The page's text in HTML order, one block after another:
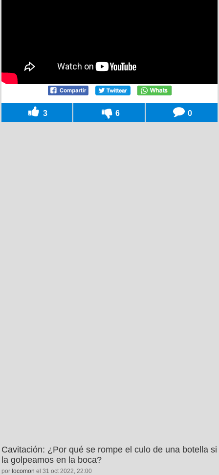
3 6 0
Cavitación: ¿Por qué se rompe el culo de una botella si
la golpeamos en la boca?
por locomon el 31 oct 2022, 22:00